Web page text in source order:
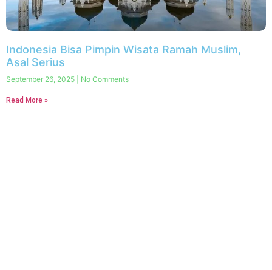
Indonesia Bisa Pimpin Wisata Ramah Muslim,
Asal Serius
September 26, 2025 No Comments
Read More »